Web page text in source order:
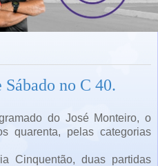
Sábado no C 40.
do José Monteiro, o
quarenta, pelas categorias
Cinquentão, duas partidas